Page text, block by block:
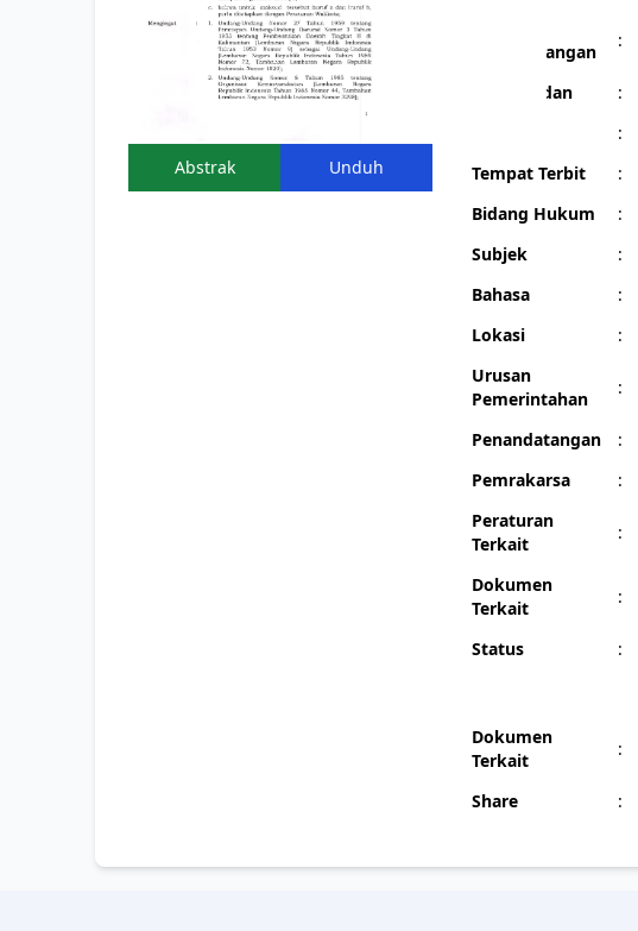
Abstrak Unduh
Pengundangan
:
T.E.U. Badan :
:
Tempat Terbit
:
Bidang Hukum
:
Subjek
:
Bahasa
:
Lokasi
:
Urusan
Pemerintahan
:
Penandatangan :
Pemrakarsa
:
Peraturan
Terkait
:
Dokumen
Terkait
:
Status :
Dokumen
Terkait
:
Share :